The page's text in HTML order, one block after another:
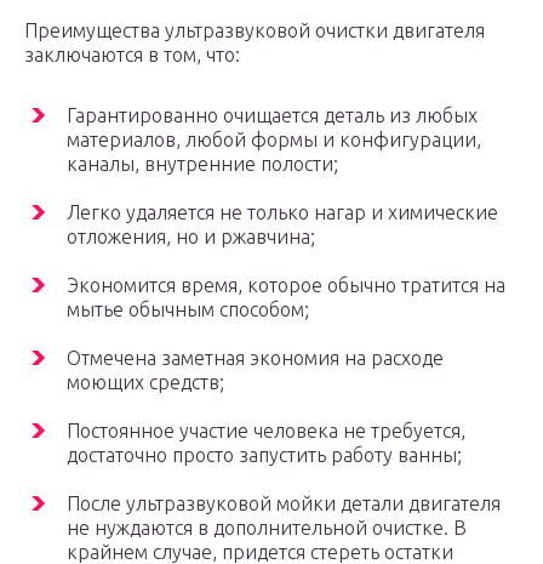
Преимущества ультразвуковой очистки двигателя
заключаются в том, что:
Гарантированно очищается деталь из любых
материалов, любой формы и конфигурации,
каналы, внутренние полости;
Легко удаляется не только нагар и химические
отложения, но и ржавчина;
Экономится время, которое обычно тратится на
мытье обычным способом;
Отмечена заметная экономия на расходе
моющих средств;
Постоянное участие человека не требуется,
достаточно просто запустить работу ванны;
После ультразвуковой мойки детали двигателя
не нуждаются в дополнительной очистке. В
крайнем случае, придется стереть остатки